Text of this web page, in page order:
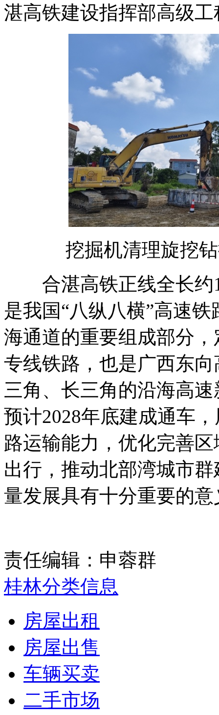
湛高铁建设指挥部高级
挖掘机清理旋挖
合湛高铁正线全长约
是我国“八纵八横”高速
海通道的重要组成部分
专线铁路，也是广西东
三角、长三角的沿海高
预计2028年底建成通车
路运输能力，优化完善
出行，推动北部湾城市
量发展具有十分重要的意
责任编辑：申蓉群
桂林分类信息
房屋出租
房屋出售
车辆买卖
二手市场